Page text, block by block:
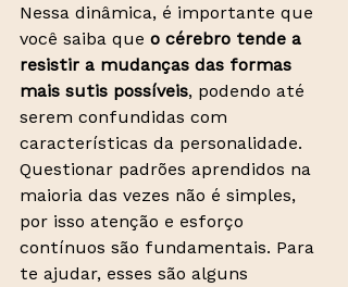
Nessa dinâmica, é importante que
você saiba que o cérebro tende a
resistir a mudanças das formas
mais sutis possíveis, podendo até
serem confundidas com
características da personalidade.
Questionar padrões aprendidos na
maioria das vezes não é simples,
por isso atenção e esforço
contínuos são fundamentais. Para
te ajudar, esses são alguns